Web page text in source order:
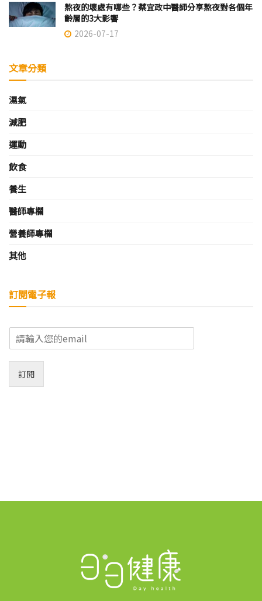
熬夜的壞處有哪些？蔡宜政中醫師分享熬夜對各個年
齡層的3大影響
2026-07-17
文章分類
濕氣
減肥
運動
飲食
養生
醫師專欄
營養師專欄
其他
訂閱電子報
E
m
*
訂閱